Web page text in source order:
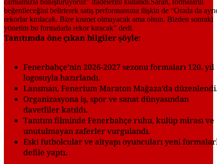
Tanıtımda öne çıkan bilgiler şöyle:
Fenerbahçe’nin 2026-2027 sezonu formaları 120. yıl
logosuyla hazırlandı.
Lansman, Fenerium Maraton Mağaza’da
Organizasyona iş, spor ve sanat dünyasından
davetliler katıldı.
Tanıtım filminde Fenerbahçe ruhu, kulüp mirası ve
unutulmayan zaferler vurgulandı.
Eski futbolcular ve altyapı oyuncuları yeni
defile yaptı.